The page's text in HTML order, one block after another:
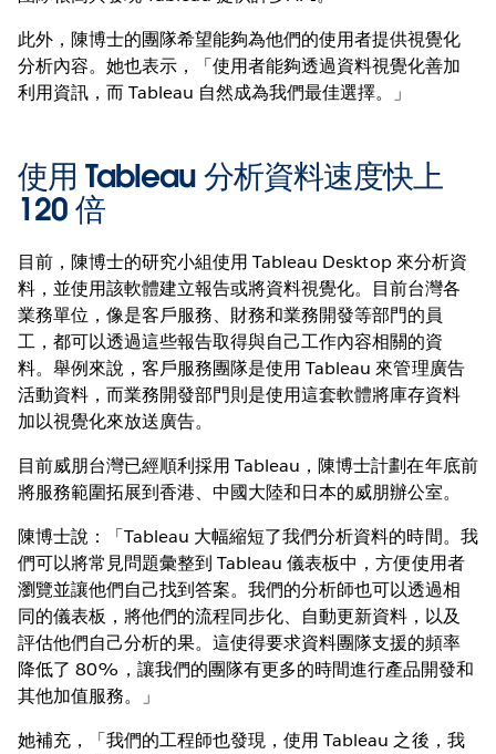
此外，陳博士的團隊希望能夠為他們的使用者提供視覺化
分析內容。她也表示，「使用者能夠透過資料視覺化善加
利用資訊，而 Tableau 自然成為我們最佳選擇。」
使用 Tableau 分析資料速度快上
120 倍
目前，陳博士的研究小組使用 Tableau Desktop 來分析資
料，並使用該軟體建立報告或將資料視覺化。目前台灣各
業務單位，像是客戶服務、財務和業務開發等部門的員
工，都可以透過這些報告取得與自己工作內容相關的資
料。舉例來說，客戶服務團隊是使用 Tableau 來管理廣告
活動資料，而業務開發部門則是使用這套軟體將庫存資料
加以視覺化來放送廣告。
目前威朋台灣已經順利採用 Tableau，陳博士計劃在年底前
將服務範圍拓展到香港、中國大陸和日本的威朋辦公室。
陳博士說：「Tableau 大幅縮短了我們分析資料的時間。我
們可以將常見問題彙整到 Tableau 儀表板中，方便使用者
瀏覽並讓他們自己找到答案。我們的分析師也可以透過相
同的儀表板，將他們的流程同步化、自動更新資料，以及
評估他們自己分析的果。這使得要求資料團隊支援的頻率
降低了 80%，讓我們的團隊有更多的時間進行產品開發和
其他加值服務。」
她補充，「我們的工程師也發現，使用 Tableau 之後，我